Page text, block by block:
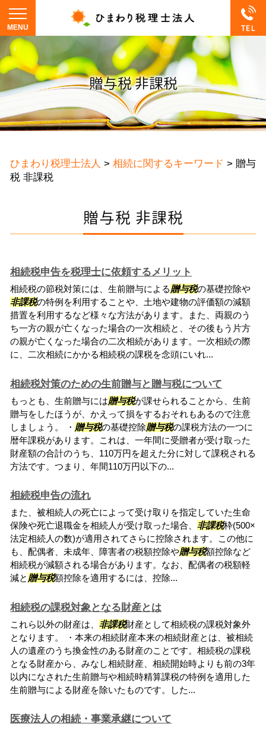
贈与税 非課税
ひまわり税理士法人 > 相続に関するキーワード > 贈与
税 非課税
贈与税 非課税
相続税申告を税理士に依頼するメリット
相続税の節税対策には、生前贈与による贈与税の基礎控除や
非課税の特例を利用することや、土地や建物の評価額の減額
措置を利用するなど様々な方法があります。また、両親のう
ち一方の親が亡くなった場合の一次相続と、その後もう片方
の親が亡くなった場合の二次相続があります。一次相続の際
に、二次相続にかかる相続税の課税を念頭にいれ...
相続税対策のための生前贈与と贈与税について
もっとも、生前贈与には贈与税が課せられることから、生前
贈与をしたほうが、かえって損をするおそれもあるので注意
しましょう。 ・ 贈与税の基礎控除贈与税の課税方法の一つに
暦年課税があります。これは、一年間に受贈者が受け取った
財産額の合計のうち、110万円を超えた分に対して課税される
方法です。つまり、年間110万円以下の...
相続税申告の流れ
また、被相続人の死亡によって受け取りを指定していた生命
保険や死亡退職金を相続人が受け取った場合、 非課税枠(500×
法定相続人の数)が適用されてさらに控除されます。この他に
も、配偶者、未成年、障害者の税額控除や贈与税額控除など
相続税が減額される場合があります。なお、配偶者の税額軽
減と 贈与税額控除を適用するには、控除...
相続税の課税対象となる財産とは
これら以外の財産は、 非課税財産として相続税の課税対象外
となります。 ・本来の相続財産本来の相続財産とは、被相続
人の遺産のうち換金性のある財産のことです。相続税の課税
となる財産から、みなし相続財産、相続開始時よりも前の3年
以内になされた生前贈与や相続時精算課税の特例を適用した
生前贈与による財産を除いたものです。した...
医療法人の相続・事業承継について